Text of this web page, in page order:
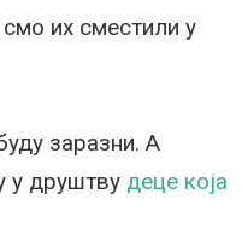
их сместили у
заразни. А
у друштву деце која